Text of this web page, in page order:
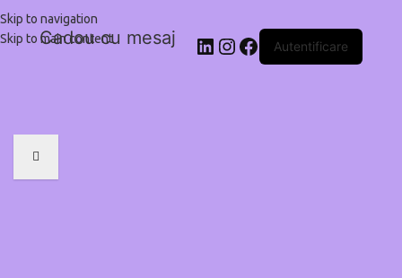
Skip to navigation
Skip to main content
Cadou cu mesaj Autentificare